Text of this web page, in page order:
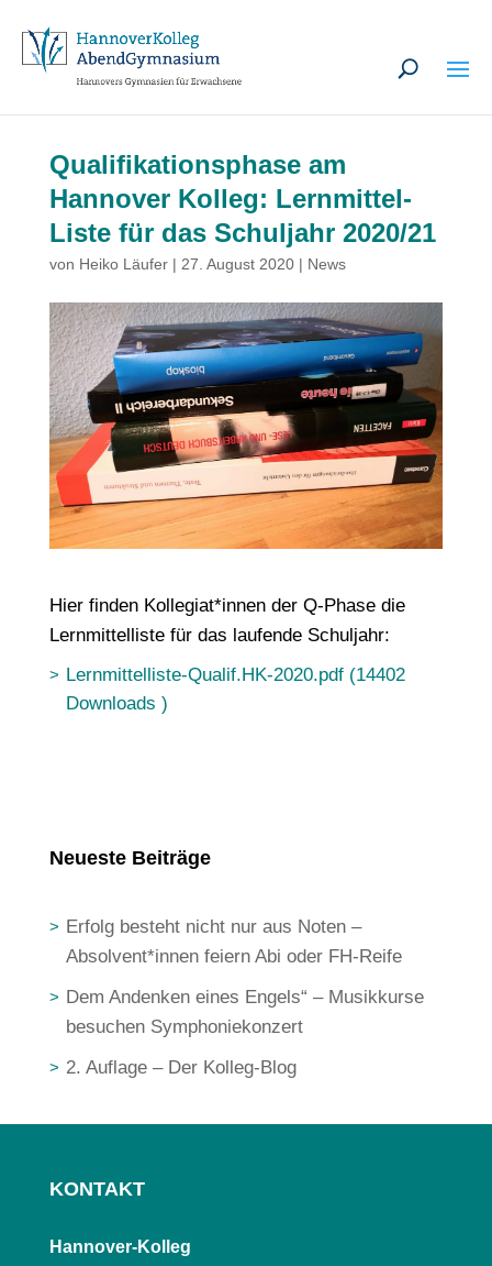
U
Qualifikationsphase am
Hannover Kolleg: Lernmittel-
Liste für das Schuljahr 2020/21
von Heiko Läufer| 27. August 2020| News
Hier finden Kollegiat*innen der Q-Phase die
Lernmittelliste für das laufende Schuljahr:
Lernmittelliste-Qualif.HK-2020.pdf (14402
Downloads )
Neueste Beiträge
Erfolg besteht nicht nur aus Noten –
Absolvent*innen feiern Abi oder FH-Reife
Dem Andenken eines Engels“ – Musikkurse
besuchen Symphoniekonzert
2. Auflage – Der Kolleg-Blog
KONTAKT
Hannover-Kolleg